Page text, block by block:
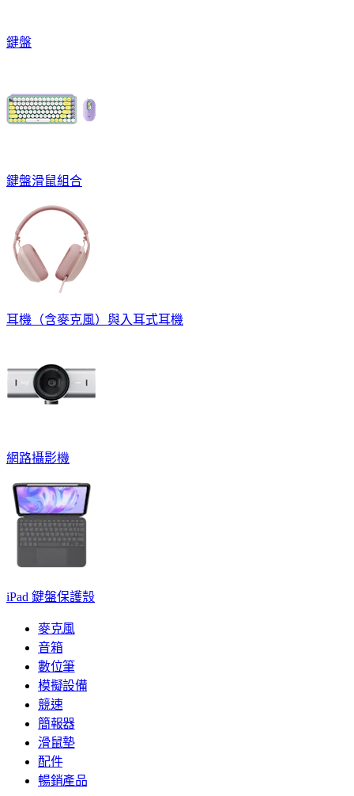
鍵盤
鍵盤滑鼠組合
耳機（含麥克風）與入耳式耳機
網路攝影機
iPad 鍵盤保護殼
麥克風
音箱
數位筆
模擬設備
競速
簡報器
滑鼠墊
配件
暢銷產品